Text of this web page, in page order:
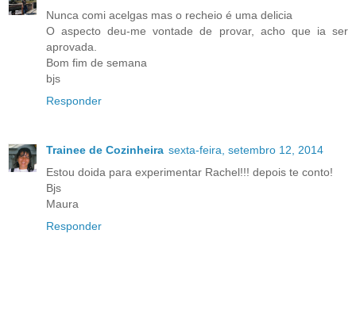
Nunca comi acelgas mas o recheio é uma delicia
O aspecto deu-me vontade de provar, acho que ia ser
aprovada.
Bom fim de semana
bjs
Responder
Trainee de Cozinheira sexta-feira, setembro 12, 2014
Estou doida para experimentar Rachel!!! depois te conto!
Bjs
Maura
Responder